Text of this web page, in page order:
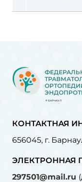
БАРНАУЛ
КОНТАКТНАЯ
656045, г.
ЭЛЕКТРОННАЯ
297501@mail.ru